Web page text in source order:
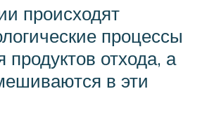
происходят
процессы
отхода, а
в эти